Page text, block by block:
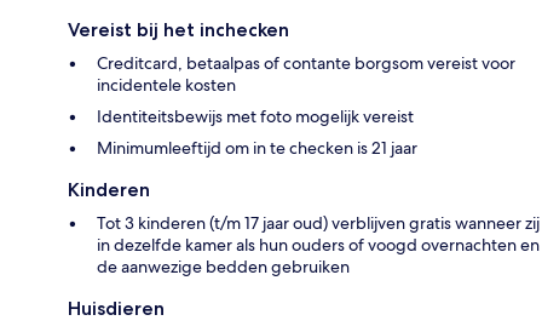
Vereist bij het inchecken
Creditcard, betaalpas of contante borgsom vereist voor
incidentele kosten
Identiteitsbewijs met foto mogelijk vereist
Minimumleeftijd om in te checken is 21 jaar
Kinderen
Tot 3 kinderen (t/m 17 jaar oud) verblijven gratis wanneer zij
in dezelfde kamer als hun ouders of voogd overnachten en
de aanwezige bedden gebruiken
Huisdieren